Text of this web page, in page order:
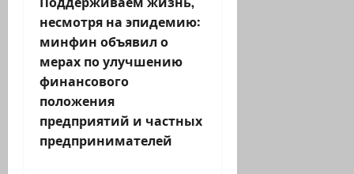
г
а
ц
и
я
несмотря на эпидемию:
минфин объявил о
мерах по улучшению
финансового
положения
предприятий и частных
предпринимателей